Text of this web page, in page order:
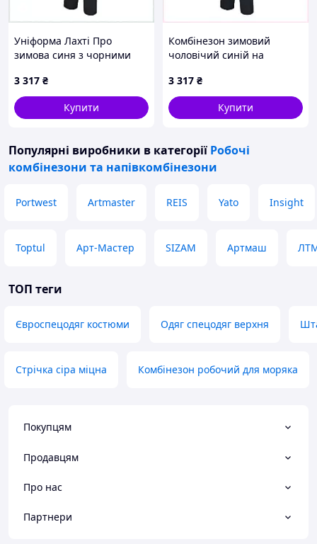
Уніформа Лахті Про
зимова синя з чорними
3 317 ₴
Купити
Комбінезон зимовий
чоловічий синій на
3 317 ₴
Купити
Популярні виробники в категорії Робочі
комбінезони та напівкомбінезони
Portwest Artmaster REIS Yato Insight
Toptul Арт-Мастер SIZAM Артмаш
ТОП теги
Євроспецодяг костюми Одяг спецодяг верхня
Стрічка сіра міцна Комбінезон робочий для моряка
Покупцям
Продавцям
Про нас
Партнери